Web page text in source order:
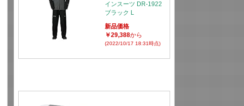
インスーツ DR-1922
ブラック L
新品価格
￥29,388から
(2022/10/17 18:31時点)